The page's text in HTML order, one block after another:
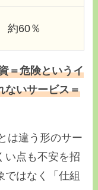
約60％
＝危険というイ
ないサービス＝
は違う形のサー
い点も不安を招
ではなく「仕組